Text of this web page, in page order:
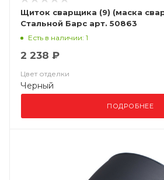
Щиток сварщика (9) (маска
Стальной Барс арт. 50863
Есть в наличии: 1
2 238 ₽
Цвет отделки
Черный
ПОДРОБНЕЕ